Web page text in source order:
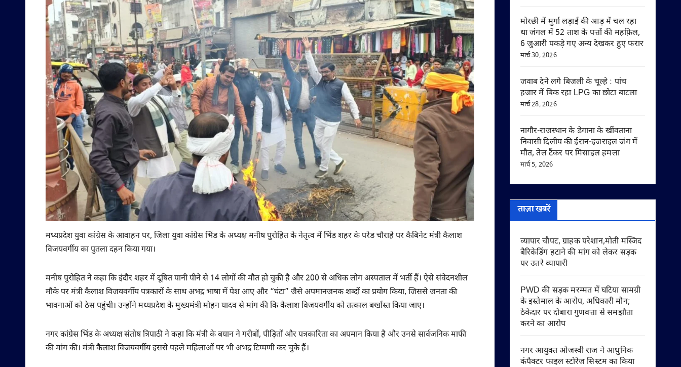
मध्यप्रदेश युवा कांग्रेस के आवाहन पर, जिला युवा कांग्रेस भिंड के अध्यक्ष मनीष पुरोहित के नेतृत्व में भिंड शहर के परेड चौराहे पर कैबिनेट मंत्री कैलाश
विजयवर्गीय का पुतला दहन किया गया।
मनीष पुरोहित ने कहा कि इंदौर शहर में दूषित पानी पीने से 14 लोगों की मौत हो चुकी है और 200 से अधिक लोग अस्पताल में भर्ती हैं। ऐसे संवेदनशील
मौके पर मंत्री कैलाश विजयवर्गीय पत्रकारों के साथ अभद्र भाषा में पेश आए और “घंटा” जैसे अपमानजनक शब्दों का प्रयोग किया, जिससे जनता की
भावनाओं को ठेस पहुंची। उन्होंने मध्यप्रदेश के मुख्यमंत्री मोहन यादव से मांग की कि कैलाश विजयवर्गीय को तत्काल बर्खास्त किया जाए।
नगर कांग्रेस भिंड के अध्यक्ष संतोष त्रिपाठी ने कहा कि मंत्री के बयान ने गरीबों, पीड़ितों और पत्रकारिता का अपमान किया है और उनसे सार्वजनिक माफी
की मांग की। मंत्री कैलाश विजयवर्गीय इससे पहले महिलाओं पर भी अभद्र टिप्पणी कर चुके हैं।
मोरछी में मुर्गा लड़ाई की आड़ में चल रहा
था जंगल में 52 ताश के पत्तों की महफ़िल,
6 जुआरी पकड़े गए अन्य देखकर हुए फरार
मार्च 30, 2026
जवाब देने लगे बिजली के चूल्हे : पांच
हजार में बिक रहा LPG का छोटा बाटला
मार्च 28, 2026
नागौर-राजस्थान के डेगाना के खींवताना
निवासी दिलीप की ईरान-इजराइल जंग में
मौत, तेल टैंकर पर मिसाइल हमला
मार्च 5, 2026
ताज़ा खबरें
व्यापार चौपट, ग्राहक परेशान,मोती मस्जिद
बैरिकेडिंग हटाने की मांग को लेकर सड़क
पर उतरे व्यापारी
PWD की सड़क मरम्मत में घटिया सामग्री
के इस्तेमाल के आरोप, अधिकारी मौन;
ठेकेदार पर दोबारा गुणवत्ता से समझौता
करने का आरोप
नगर आयुक्त ओजस्वी राज ने आधुनिक
कंपैक्टर फाइल स्टोरेज सिस्टम का किया